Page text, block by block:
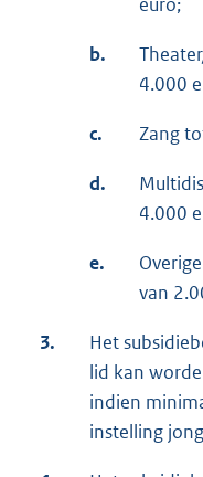
b.
4.000
c. Zang
d.
4.000
e.
van
3.
Het
lid kan
indien
instelling